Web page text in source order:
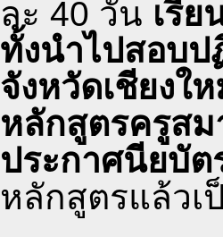
ละ 40 วัน เรี
ทั้งนำไปสอบ
จังหวัดเชียงใ
หลักสูตรครูส
ประกาศนียบัต
หลักสูตรแล้ว